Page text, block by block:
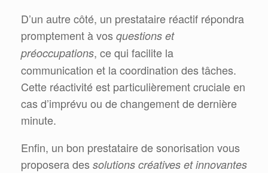
D’un autre côté, un prestataire réactif répondra
promptement à vos questions et
préoccupations, ce qui facilite la
communication et la coordination des tâches.
Cette réactivité est particulièrement cruciale en
cas d’imprévu ou de changement de dernière
minute.
Enfin, un bon prestataire de sonorisation vous
proposera des solutions créatives et innovantes